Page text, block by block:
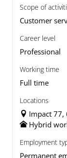
Scope of
Customer
Career level
Professional
Working time
Full time
Locations
Impact 77,
Hybrid
Employment
Permanent